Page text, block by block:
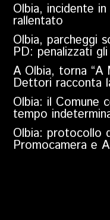
Olbia, incidente
rallentato
Olbia, parcheggi
PD: penalizzati
A Olbia, torna “A
Dettori racconta
Olbia: il Comune
tempo
Olbia: protocollo
Promocamera e